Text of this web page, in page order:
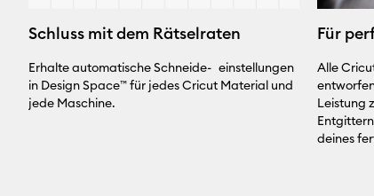
Schluss mit dem Rätselraten
Erhalte automatische Schneide- einstellungen
in Design Space™ für jedes Cricut Material und
jede Maschine.
Für
Alle
Leistung
deines